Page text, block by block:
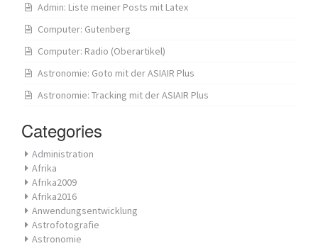
Admin: Liste meiner Posts mit Latex
Computer: Gutenberg
Computer: Radio (Oberartikel)
Astronomie: Goto mit der ASIAIR Plus
Astronomie: Tracking mit der ASIAIR Plus
Categories
Administration
Afrika
Afrika2009
Afrika2016
Anwendungsentwicklung
Astrofotografie
Astronomie